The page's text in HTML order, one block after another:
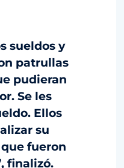
sueldos y
patrullas
pudieran
Se les
Ellos
su
fueron
finalizó.